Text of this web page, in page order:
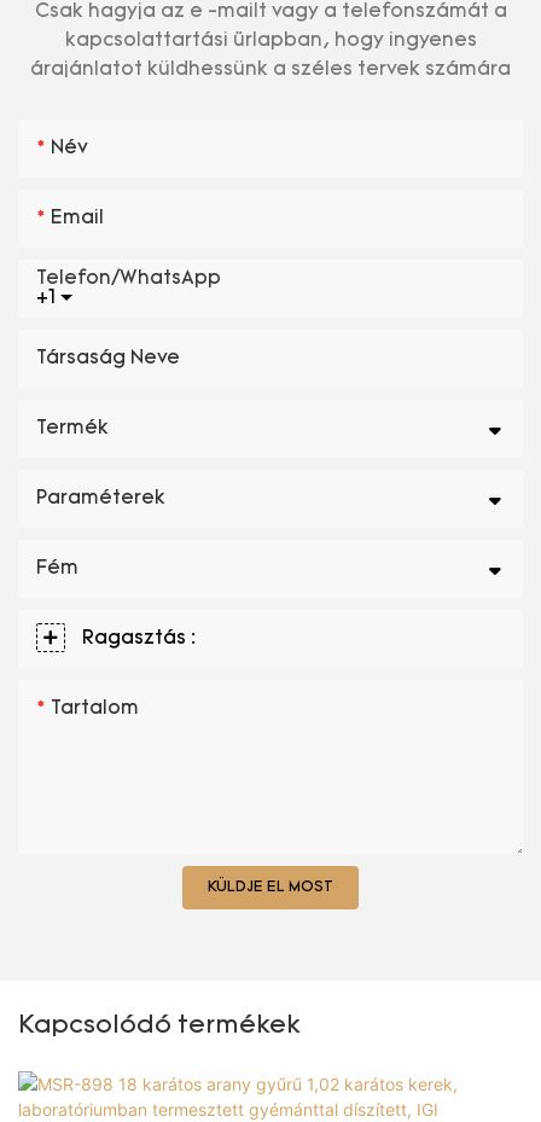
Csak hagyja az e -mailt vagy a telefonszámát a
kapcsolattartási űrlapban, hogy ingyenes
árajánlatot küldhessünk a széles tervek számára
Név
Email
+1
Telefon/WhatsApp
Társaság Neve
Termék
Paraméterek
Fém
Ragasztás :
Tartalom
KÜLDJE EL MOST
Kapcsolódó termékek